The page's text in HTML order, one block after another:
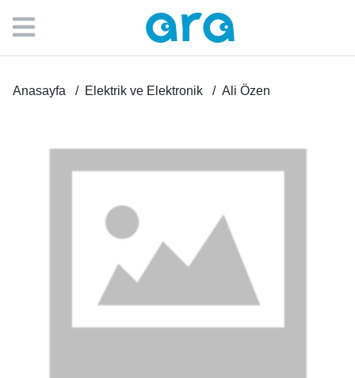
Anasayfa Elektrik ve Elektronik Ali Özen